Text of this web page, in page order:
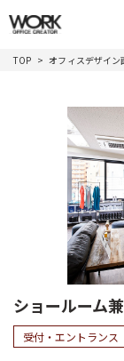
TOP オフィスデザイン
ショールーム
受付・エントランス